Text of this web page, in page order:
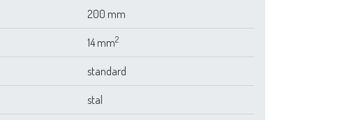
200 mm
14 mm2
standard
stal